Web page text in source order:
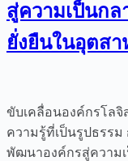
สู่ความเป็นกล
ยั่งยืนในอุตส
ขับเคลื่อนองค์กรโลจิ
ความรู้ที่เป็นรูปธรรม
พัฒนาองค์กรสู่ความ